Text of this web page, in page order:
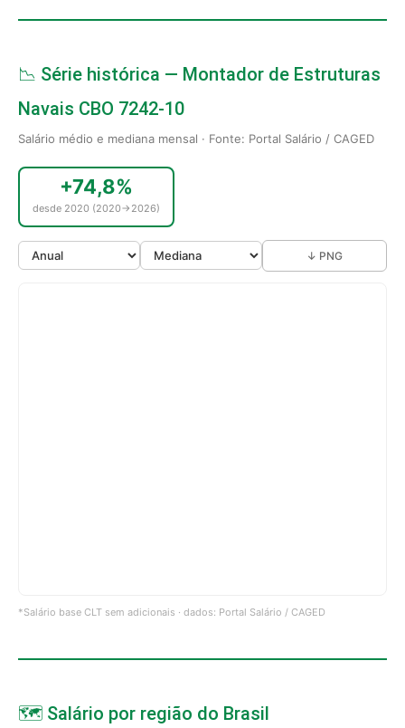
📉 Série histórica — Montador de Estruturas
Navais CBO 7242-10
Salário médio e mediana mensal · Fonte: Portal Salário / CAGED
+74,8%
desde 2020 (2020→2026)
↓ PNG
*Salário base CLT sem adicionais · dados: Portal Salário / CAGED
🗺️ Salário por região do Brasil